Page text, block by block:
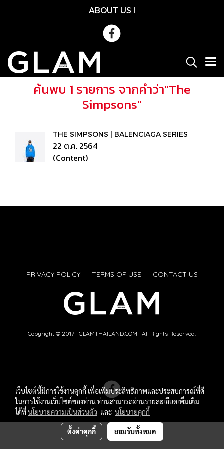
ABOUT US l
ค้นพบ 1 รายการ จากคำว่า"The
Simpsons"
THE SIMPSONS | BALENCIAGA SERIES
22 ต.ค. 2564
(Content)
PRIVACY POLICYl TERMS OF USE l CONTACT US
Copyright © 2017 GLAMTHAILAND.COM All Rights Reserved.
เว็บไซต์นี้มีการใช้งานคุกกี้ เพื่อเพิ่มประสิทธิภาพและประสบการณ์ที่ดี
ในการใช้งานเว็บไซต์ของท่าน ท่านสามารถอ่านรายละเอียดเพิ่มเติม
ได้ที่นโยบายความเป็นส่วนตัว และ นโยบายคุกกี้
ตั้งค่าคุกกี้ ยอมรับทั้งหมด